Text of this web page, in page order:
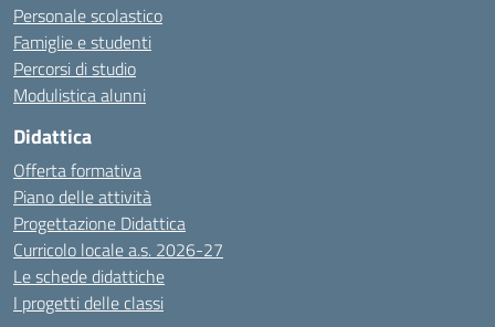
Personale scolastico
Famiglie e studenti
Percorsi di studio
Modulistica alunni
Didattica
Offerta formativa
Piano delle attività
Progettazione Didattica
Curricolo locale a.s. 2026-27
Le schede didattiche
I progetti delle classi